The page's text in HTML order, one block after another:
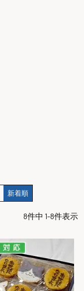
新着順
8件中 1-8件表示